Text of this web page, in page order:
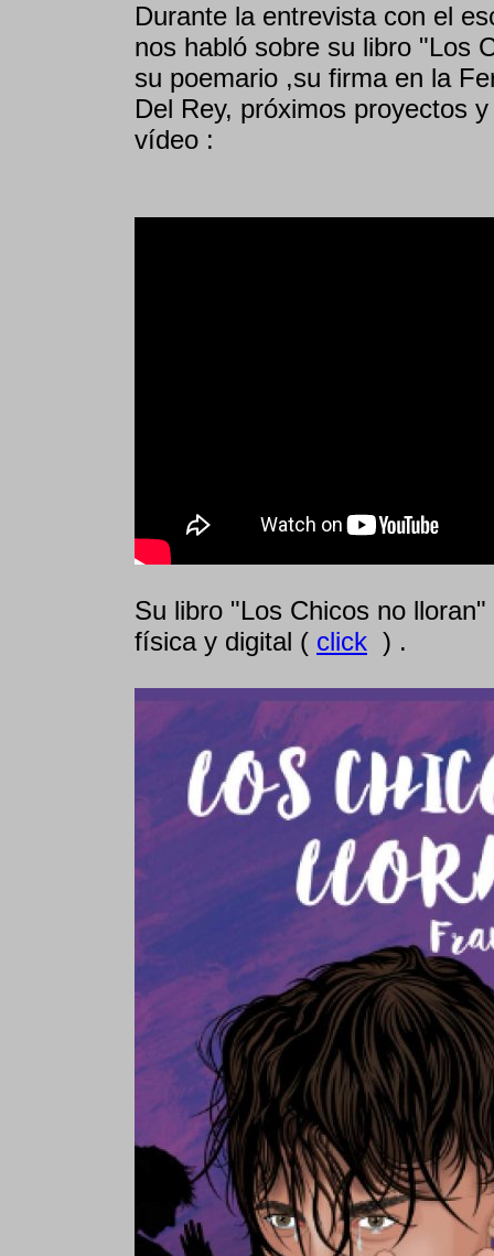
Durante la entrevista con el
nos habló sobre su libro "Los
su poemario ,su firma en la
Del Rey, próximos proyectos
vídeo :
Su libro "Los Chicos no
física y digital ( click ) .